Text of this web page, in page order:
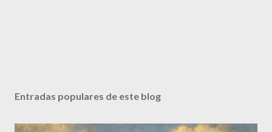
Entradas populares de este blog